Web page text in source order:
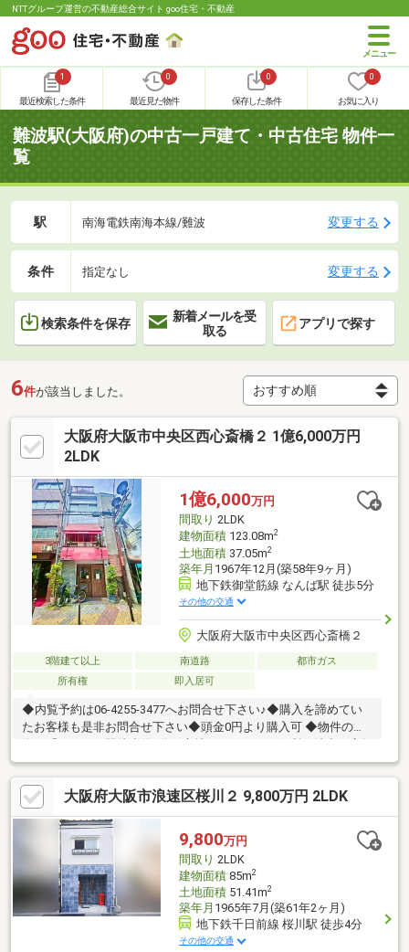
NTTグループ運営の不動産総合サイト goo住宅・不動産
1
最近検索した条件
0
最近見た物件
0
保存した条件
0
お気に入り
難波駅(大阪府)の中古一戸建て・中古住宅 物件一
覧
駅 南海電鉄南海本線/難波 変更する
条件 指定なし 変更する
検索条件を保存
新着メールを受
取る
アプリで探す
6件が該当しました。
大阪府大阪市中央区西心斎橋２ 1億6,000万円
2LDK
1億6,000万円
間取り 2LDK
建物面積123.08m2
土地面積37.05m2
築年月 1967年12月(築58年9ヶ月)
地下鉄御堂筋線 なんば駅 徒歩5分
その他の交通
大阪府大阪市中央区西心斎橋２
3階建て以上 南道路
都市ガス
所有権
即入居可
◆内覧予約は06-4255-3477へお問合せ下さい♪◆購入を諦めてい
たお客様も是非お問合せ下さい◆頭金0円より購入可 ◆物件の特
付き住宅・南向きにつき陽当り良好・周辺環境充実◆見るだけ大
歓迎◆接客対応品質に自信があり◆夜間早朝もお気軽にご連絡く
ださい！◆無料送迎可「購入するか分からないけど見るだけ見た
い」「他社の物件もまとめて見てみたい」等 ご購入をご検討中の
お客様にとって、より良い条件でご購入頂く為に精一杯サポート
致します不動産の事なら何でもお気軽にご相談下さい！
大阪府大阪市浪速区桜川２ 9,800万円 2LDK
9,800万円
間取り 2LDK
建物面積85m2
土地面積51.41m2
築年月 1965年7月(築61年2ヶ月)
地下鉄千日前線 桜川駅 徒歩4分
その他の交通